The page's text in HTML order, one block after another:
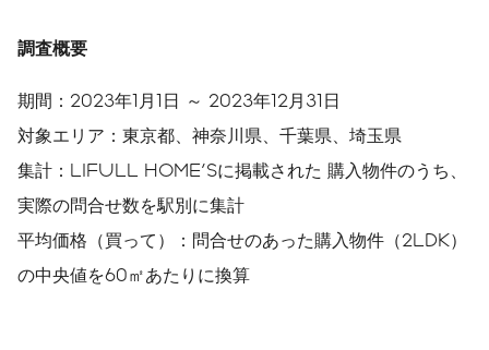
調査概要
期間：2023年1月1日 ～ 2023年12月31日
対象エリア：東京都、神奈川県、千葉県、埼玉県
集計：LIFULL HOME'Sに掲載された 購入物件のうち、
実際の問合せ数を駅別に集計
平均価格（買って）：問合せのあった購入物件（2LDK）
の中央値を60㎡あたりに換算